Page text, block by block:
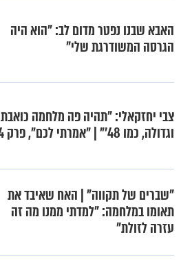
האבא שבנו נפטר מדום לב: "הוא היה
הגרסה המשודרגת שלי"
צבי יחזקאלי: "תהיה פה מלחמה כואבת
וגדולה, כמו 48'" | "אמרתי לכם", פרק 4
"שברים של תקווה" | האח שאיבד את
תאומו במלחמה: "למדתי ממנו מה זה
עזרה לזולת"